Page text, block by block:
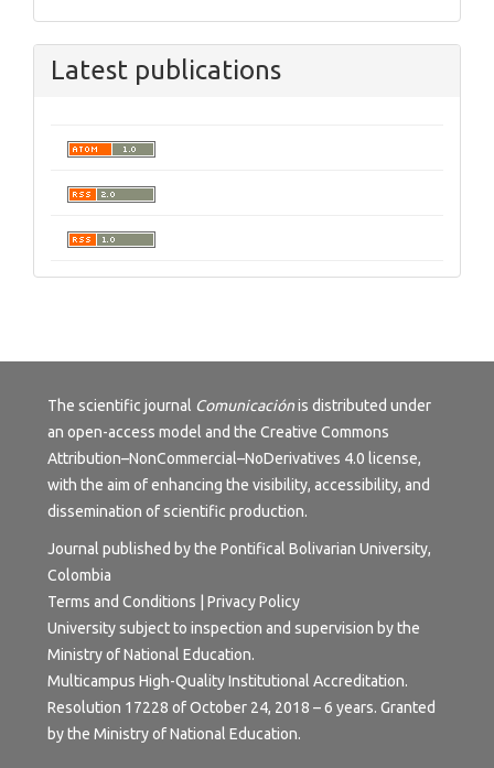
Latest publications
The scientific journal Comunicaciónis distributed under
an open-access model and the Creative Commons
Attribution–NonCommercial–NoDerivatives 4.0 license,
with the aim of enhancing the visibility, accessibility, and
dissemination of scientific production.
Journal published by the Pontifical Bolivarian University,
Colombia
Terms and Conditions | Privacy Policy
University subject to inspection and supervision by the
Ministry of National Education.
Multicampus High-Quality Institutional Accreditation.
Resolution 17228 of October 24, 2018 – 6 years. Granted
by the Ministry of National Education.